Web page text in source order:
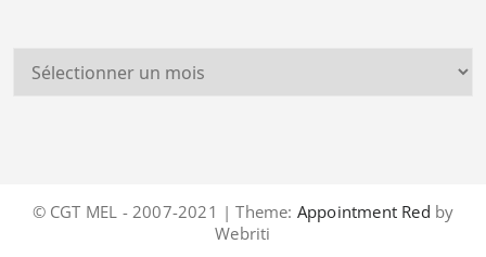
© CGT MEL - 2007-2021 | Theme: Appointment Red by
Webriti